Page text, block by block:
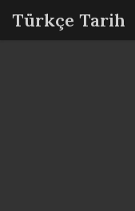
Türkçe Tarih